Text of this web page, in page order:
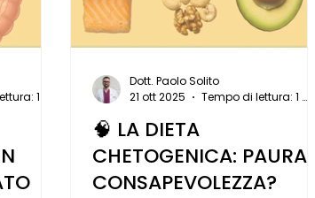
🧠 LA DIETA
CHETOGENICA: PAURA O
CONSAPEVOLEZZA?
Dott. Paolo Solito
21 ott 2025
Tempo di lettura: 1 min